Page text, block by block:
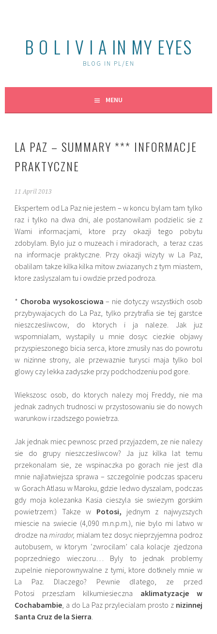
B O L I V I A IN MY EYES
BLOG IN PL/EN
MENU
LA PAZ – SUMMARY *** INFORMACJE
PRAKTYCZNE
11 April 2013
Ekspertem od La Paz nie jestem – w koncu bylam tam tylko
raz i tylko na dwa dni, ale postanowilam podzielic sie z
Wami informacjami, ktore przy okazji tego pobytu
zdobylam. Bylo juz o muzeach i miradorach, a teraz czas
na informacje praktyczne. Przy okazji wizyty w La Paz,
obalilam takze kilka kilka mitow zwiazanych z tym miastem,
ktore zaslyszalam tu i owdzie przed podroza.
* Choroba wysokosciowa – nie dotyczy wszystkich osob
przybywajacych do La Paz, tylko przytrafia sie tej garstce
nieszczesliwcow, do ktorych i ja naleze. Jak juz
wspomnialam, wystapily u mnie dosyc ciezkie objawy
przyspieszonego bicia serca, ktore zmusily nas do powrotu
w nizinne strony, ale przewaznie turysci maja tylko bol
glowy czy lekka zadyszke przy podchodzeniu pod gore.
Wiekszosc osob, do ktorych nalezy moj Freddy, nie ma
jednak zadnych trudnosci w przystosowaniu sie do nowych
warunkow i rzadszego powietrza.
Jak jednak miec pewnosc przed przyjazdem, ze nie nalezy
sie do grupy nieszczesliwcow? Ja juz kilka lat temu
przekonalam sie, ze wspinaczka po gorach nie jest dla
mnie najlatwiejsza sprawa – szczegolnie podczas spaceru
w Gorach Atlasu w Maroku, gdzie ledwo dyszalam, podczas
gdy moja kolezanka Kasia cieszyla sie swiezym gorskim
powietrzem:) Takze w Potosi, jednym z najwyzszych
miescie na swiecie (4,090 m.n.p.m.), nie bylo mi latwo w
drodze namirador, mialam tez dosyc nieprzyjemna podroz
autobusem, w ktorym ‘zwrocilam’ cala kolacje zjedzona
poprzedniego wieczoru… Byly to jednak problemy
zupelnie nieporownywalne z tymi, ktore dotknely mnie w
La Paz. Dlaczego? Pewnie dlatego, ze przed
Potosi przeszlam kilkumiesieczna aklimatyzacje w
Cochabambie, a do La Paz przylecialam prosto z nizinnej
Santa Cruz de la Sierra.